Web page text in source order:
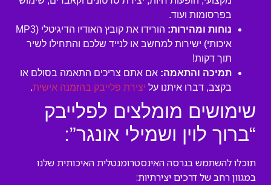
בפרסומות ועוד.
נוחות ומהירות:
הורידו את קובץ האודיו הדיגיטלי (MP3
איכותי) ישירות למחשב או לנייד שלכם והתחילו לשיר
תוך דקות!
תמיכה והתאמה: אם אתם צריכים התאמה בסולם או
בקצב, דברו איתנו על יצירת פלייבק בהזמנה אישית.
שימושים מומלצים לפלייבק
“ברוך לוין ושמילי אונגר”:
תוכלו להשתמש בגרסה האינסטרומנטלית האיכותית שלנו
במגוון רחב של דרכים יצירתיות: